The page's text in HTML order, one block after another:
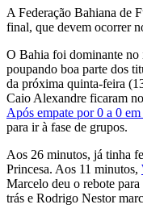
A Federação Bahiana de
final, que devem ocorrer
O Bahia foi dominante
poupando boa parte dos
da próxima quinta-feira
Caio Alexandre ficaram
Após empate por 0 a 0
para ir à fase de grupos.
Aos 26 minutos, já tinha
Princesa. Aos 11 minutos,
Marcelo deu o rebote
trás e Rodrigo Nestor